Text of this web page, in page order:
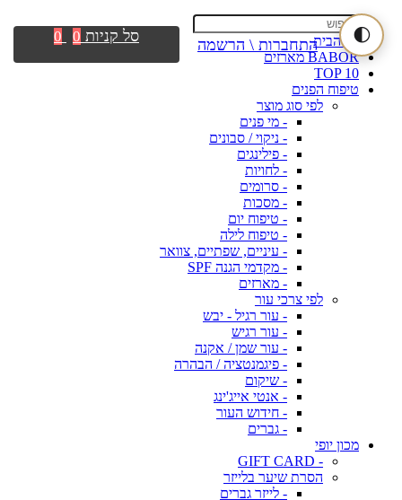
🌓דף הבית
BABOR מארזים
TOP 10
טיפוח הפנים
לפי סוג מוצר
- מי פנים
- ניקוי / סבונים
- פילינגים
- לחויות
- סרומים
- מסכות
- טיפוח יום
- טיפוח לילה
- עיניים, שפתיים, צוואר
- מקדמי הגנה SPF
- מארזים
לפי צרכי עור
- עור רגיל - יבש
- עור רגיש
- עור שמן / אקנה
- פיגמנטציה / הבהרה
- שיקום
- אנטי אייג'ינג
- חידוש העור
- גברים
מכון יופי
- GIFT CARD
הסרת שיער בלייזר
- לייזר גברים
התחברות \ הרשמה סל קניות 0
0